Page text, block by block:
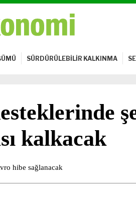
SÜRDÜRÜLEBİLİR KALKINMA
kalkacak
hibe sağlanacak